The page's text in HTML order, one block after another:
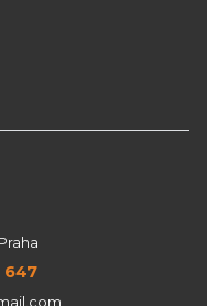
647